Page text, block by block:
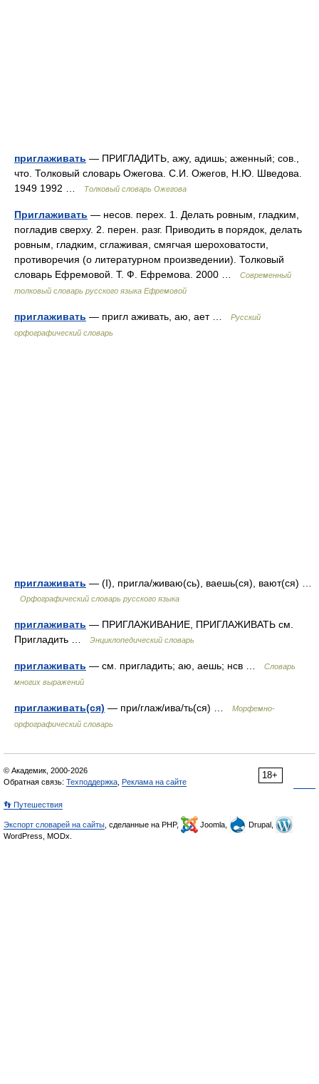
приглаживать — ПРИГЛАДИТЬ, ажу, адишь; аженный; сов.,
что. Толковый словарь Ожегова. С.И. Ожегов, Н.Ю. Шведова.
1949 1992 …
Толковый словарь Ожегова
Приглаживать — несов. перех. 1. Делать ровным, гладким,
погладив сверху. 2. перен. разг. Приводить в порядок, делать
ровным, гладким, сглаживая, смягчая шероховатости,
противоречия (о литературном произведении). Толковый
словарь Ефремовой. Т. Ф. Ефремова. 2000 …
Современный
толковый словарь русского языка Ефремовой
приглаживать — пригл аживать, аю, ает …
Русский
орфографический словарь
приглаживать — (I), пригла/живаю(сь), ваешь(ся), вают(ся) …
Орфографический словарь русского языка
приглаживать — ПРИГЛАЖИВАНИЕ, ПРИГЛАЖИВАТЬ см.
Пригладить …
Энциклопедический словарь
приглаживать — см. пригладить; аю, аешь; нсв …
Словарь
многих выражений
приглаживать(ся) — при/глаж/ива/ть(ся) …
Морфемно-
орфографический словарь
18+
© Академик, 2000-2026
Обратная связь: Техподдержка Реклама на сайте
👣 Путешествия
Экспорт словарей на сайты , сделанные на PHP, Joomla,
Drupal,
WordPress, MODx.